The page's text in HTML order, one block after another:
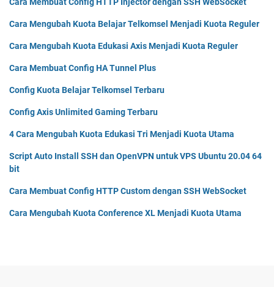
Cara Membuat Config HTTP Injector dengan SSH WebSocket
Cara Mengubah Kuota Belajar Telkomsel Menjadi Kuota Reguler
Cara Mengubah Kuota Edukasi Axis Menjadi Kuota Reguler
Cara Membuat Config HA Tunnel Plus
Config Kuota Belajar Telkomsel Terbaru
Config Axis Unlimited Gaming Terbaru
4 Cara Mengubah Kuota Edukasi Tri Menjadi Kuota Utama
Script Auto Install SSH dan OpenVPN untuk VPS Ubuntu 20.04 64
bit
Cara Membuat Config HTTP Custom dengan SSH WebSocket
Cara Mengubah Kuota Conference XL Menjadi Kuota Utama